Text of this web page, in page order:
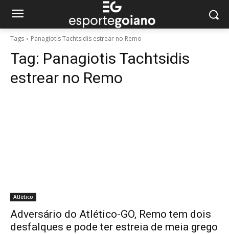
Tags Panagiotis Tachtsidis estrear no Remo
Tag: Panagiotis Tachtsidis
estrear no Remo
Atlético
Adversário do Atlético-GO, Remo tem dois
desfalques e pode ter estreia de meia grego